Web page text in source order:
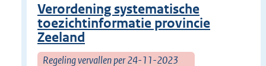
Verordening systematische
toezichtinformatie provincie
Zeeland
Regeling vervallen per 24-11-2023